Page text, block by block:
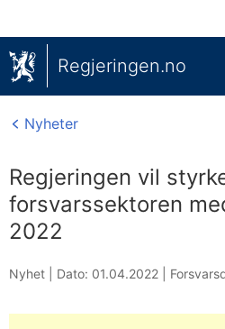
Regjeringen.no
Nyheter
Regjeringen vil
forsvarssektoren
2022
Nyhet | Dato: 01.04.2022